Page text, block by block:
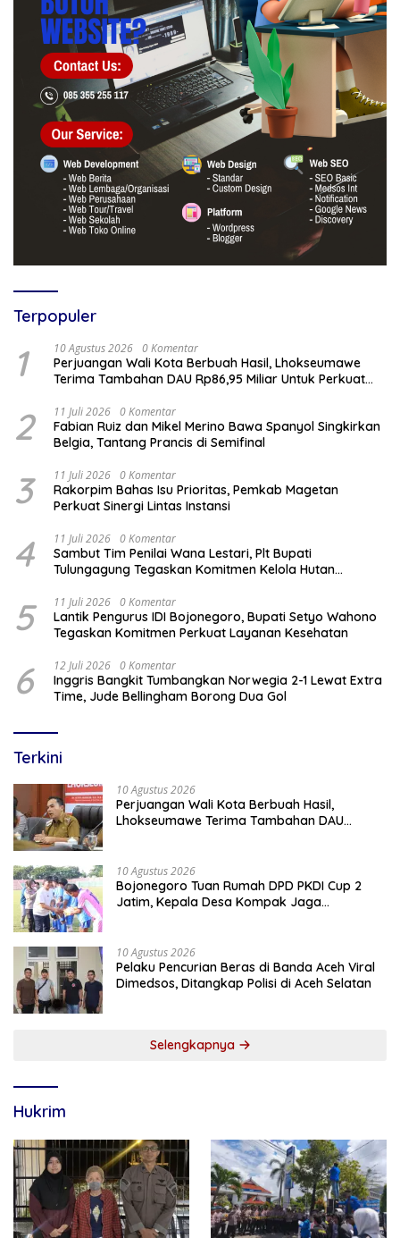
Terpopuler
1 10 Agustus 2026 0 Komentar
Perjuangan Wali Kota Berbuah Hasil, Lhokseumawe
Terima Tambahan DAU Rp86,95 Miliar Untuk Perkuat
2 11 Juli 2026 0 Komentar
Fabian Ruiz dan Mikel Merino Bawa Spanyol Singkirkan
Belgia, Tantang Prancis di Semifinal
3 11 Juli 2026 0 Komentar
Rakorpim Bahas Isu Prioritas, Pemkab Magetan
Perkuat Sinergi Lintas Instansi
4 11 Juli 2026 0 Komentar
Sambut Tim Penilai Wana Lestari, Plt Bupati
Tulungagung Tegaskan Komitmen Kelola Hutan
5 11 Juli 2026 0 Komentar
Lantik Pengurus IDI Bojonegoro, Bupati Setyo Wahono
Tegaskan Komitmen Perkuat Layanan Kesehatan
6 12 Juli 2026 0 Komentar
Inggris Bangkit Tumbangkan Norwegia 2-1 Lewat Extra
Time, Jude Bellingham Borong Dua Gol
Terkini
10 Agustus 2026
Perjuangan Wali Kota Berbuah Hasil,
Lhokseumawe Terima Tambahan DAU
10 Agustus 2026
Bojonegoro Tuan Rumah DPD PKDI Cup 2
Jatim, Kepala Desa Kompak Jaga
10 Agustus 2026
Pelaku Pencurian Beras di Banda Aceh Viral
Dimedsos, Ditangkap Polisi di Aceh Selatan
Selengkapnya
Hukrim